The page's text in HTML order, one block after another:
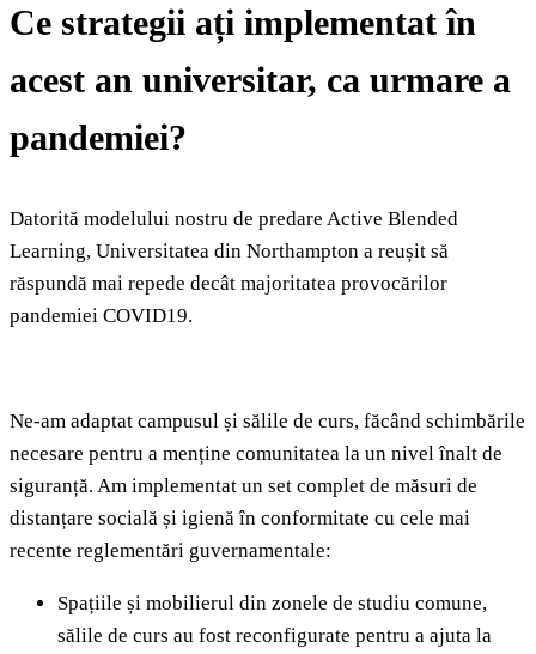
Ce strategii ați implementat în
acest an universitar, ca urmare a
pandemiei?
Datorită modelului nostru de predare Active Blended
Learning, Universitatea din Northampton a reușit să
răspundă mai repede decât majoritatea provocărilor
pandemiei COVID19.
Ne-am adaptat campusul și sălile de curs, făcând schimbările
necesare pentru a menține comunitatea la un nivel înalt de
siguranță. Am implementat un set complet de măsuri de
distanțare socială și igienă în conformitate cu cele mai
recente reglementări guvernamentale:
Spațiile și mobilierul din zonele de studiu comune,
sălile de curs au fost reconfigurate pentru a ajuta la